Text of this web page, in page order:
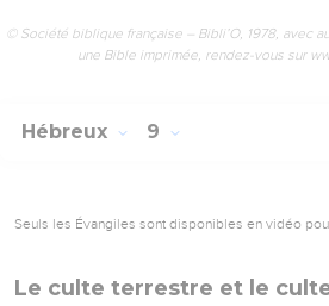
© Société biblique française – Bibli’O, 1978, avec
une Bible imprimée, rendez-vous sur
Hébreux 9
Seuls les Évangiles sont disponibles en vidéo
Le culte terrestre et le